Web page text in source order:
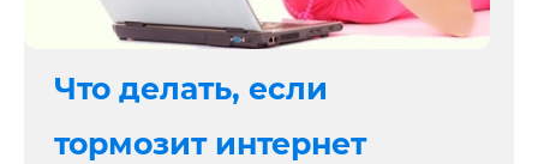
Что делать, если
тормозит интернет